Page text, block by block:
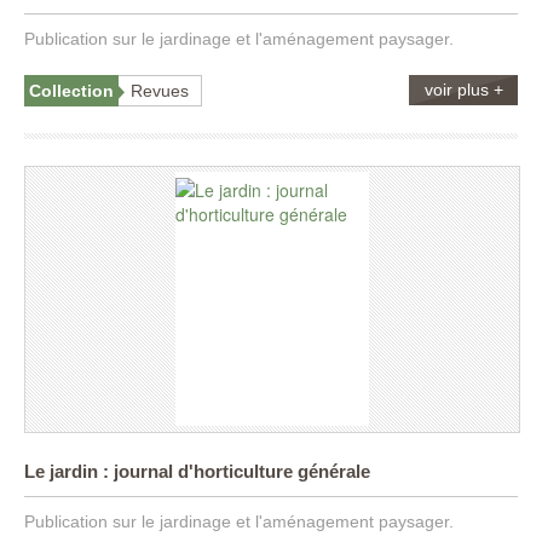
Publication sur le jardinage et l'aménagement paysager.
Collection Revues voir plus +
Le jardin : journal d'horticulture générale
Publication sur le jardinage et l'aménagement paysager.